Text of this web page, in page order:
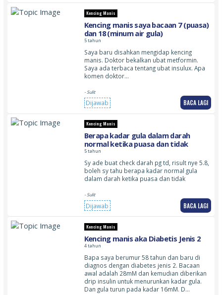
Kencing Manis
Kencing manis saya bacaan 7 (puasa)
dan 18 (minum air gula)
5 tahun
Saya baru disahkan mengidap kencing
manis. Doktor bekalkan ubat metformin.
Saya ada terbaca tentang ubat insulux. Apa
komen doktor…
- Sulit
Dijawab BACA LAGI
Kencing Manis
Berapa kadar gula dalam darah
normal ketika puasa dan tidak
5 tahun
Sy ade buat check darah pg td, risult nye 5.8,
boleh sy tahu berapa kadar normal gula
dalam darah ketika puasa dan tidak
- Sulit
Dijawab BACA LAGI
Kencing Manis
Kencing manis aka Diabetis Jenis 2
4 tahun
Bapa saya berumur 58 tahun dan baru di
diagnos dengan diabetes jenis 2. Bacaan
awal adalah 28mM dan kemudian diberikan
drip insulin untuk menurunkan kadar gula.
Dan gula turun pada kadar 16mM. D…